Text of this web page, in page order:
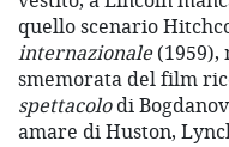
quello scenario
internazionale(1959),
smemorata del film
spettacolodi
amare di Huston,